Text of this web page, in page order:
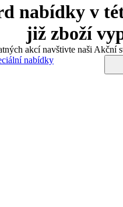
nabídky v
již zboží
akcí navštivte naši Akční
nabídky